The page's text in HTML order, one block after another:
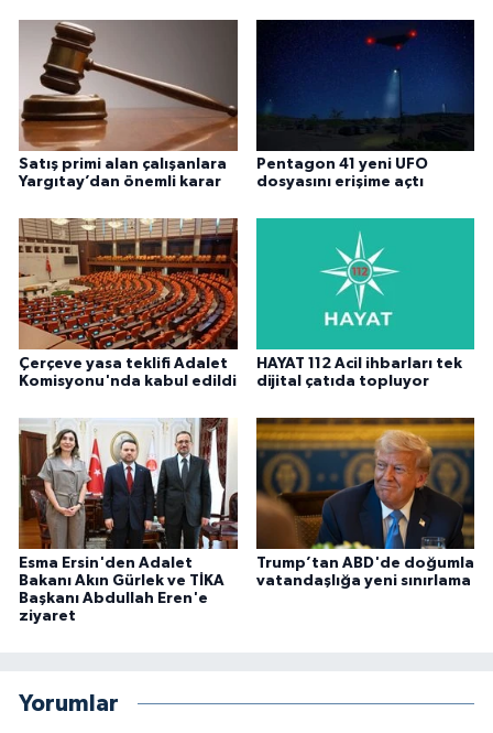
Satış primi alan çalışanlara
Yargıtay’dan önemli karar
Pentagon 41 yeni UFO
dosyasını erişime açtı
Çerçeve yasa teklifi Adalet
Komisyonu'nda kabul edildi
HAYAT 112 Acil ihbarları tek
dijital çatıda topluyor
Esma Ersin'den Adalet
Bakanı Akın Gürlek ve TİKA
Başkanı Abdullah Eren'e
ziyaret
Trump’tan ABD'de doğumla
vatandaşlığa yeni sınırlama
Yorumlar